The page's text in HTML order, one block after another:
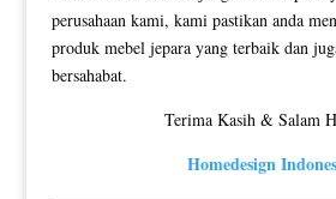
perusahaan kami, kami pastikan anda
produk mebel jepara yang terbaik dan
bersahabat.
Terima Kasih & Salam
Homedesign